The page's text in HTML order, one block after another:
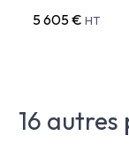
5 605 € HT
16